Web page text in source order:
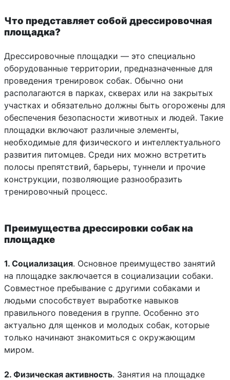
Что представляет собой дрессировочная
площадка?
Дрессировочные площадки — это специально
оборудованные территории, предназначенные для
проведения тренировок собак. Обычно они
располагаются в парках, скверах или на закрытых
участках и обязательно должны быть огорожены для
обеспечения безопасности животных и людей. Такие
площадки включают различные элементы,
необходимые для физического и интеллектуального
развития питомцев. Среди них можно встретить
полосы препятствий, барьеры, туннели и прочие
конструкции, позволяющие разнообразить
тренировочный процесс.
Преимущества дрессировки собак на
площадке
1. Социализация. Основное преимущество занятий
на площадке заключается в социализации собаки.
Совместное пребывание с другими собаками и
людьми способствует выработке навыков
правильного поведения в группе. Особенно это
актуально для щенков и молодых собак, которые
только начинают знакомиться с окружающим
миром.
2. Физическая активность. Занятия на площадке